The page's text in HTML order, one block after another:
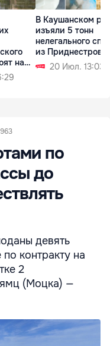
на
В Каушанском
изъяли 5 тонн
нелегального
из
20 Июл. 13:03
по
до
девять
контракту на
2
(Моцка) —